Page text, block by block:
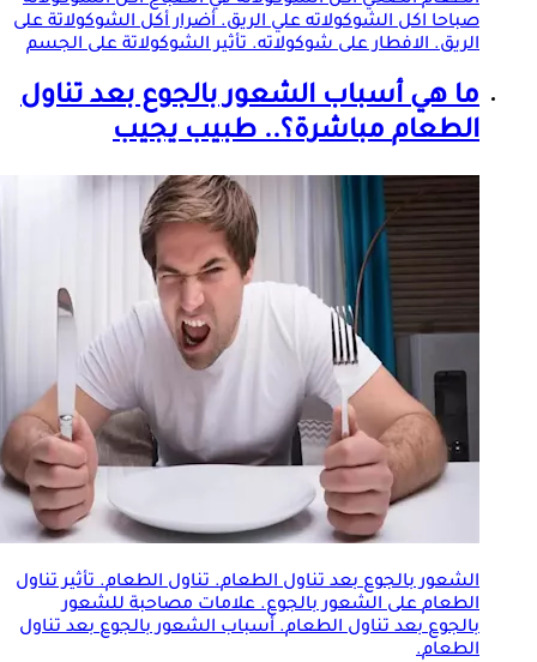
صباحا اكل الشوكولاته علي الريق. أضرار أكل الشوكولاتة على
الريق. الافطار على شوكولاته. تأثير الشوكولاتة على الجسم
ما هي أسباب الشعور بالجوع بعد تناول
الطعاممباشرة؟.. طبيب يجيب
الشعور بالجوع بعد تناولالطعام. تناولالطعام. تأثير تناول
الطعامعلى الشعور بالجوع. علامات مصاحبة للشعور
بالجوع بعد تناولالطعام. أسباب الشعور بالجوع بعد تناول
الطعام.